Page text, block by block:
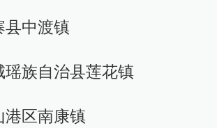
县中渡镇
瑶族自治县莲花镇
港区南康镇